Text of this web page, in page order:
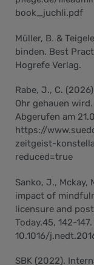
book_juchli.pdf
Müller, B. &
binden. Best
Hogrefe Verlag.
Rabe, J., C.
Ohr gehauen
Abgerufen am
https://
zeitgeist-
reduced=true
Sanko, J., Mckay,
impact of
licensure and
Today.45, 142-
10.1016/
SBK (2022).